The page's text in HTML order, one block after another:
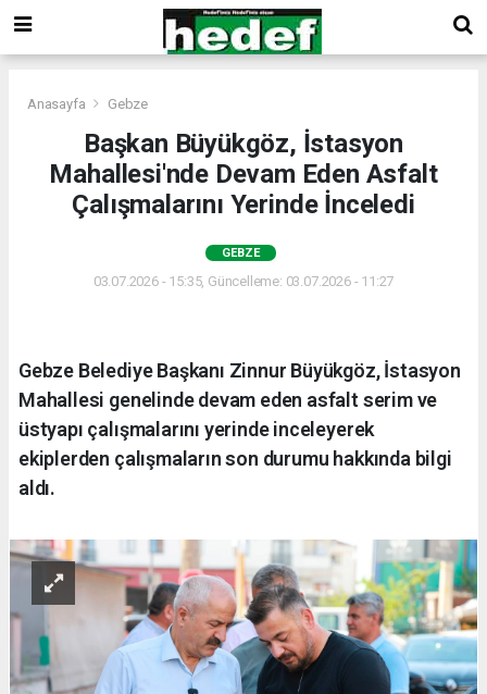
Anasayfa Gebze
Başkan Büyükgöz, İstasyon
Mahallesi'nde Devam Eden Asfalt
Çalışmalarını Yerinde İnceledi
GEBZE
03.07.2026 - 15:35, Güncelleme: 03.07.2026 - 11:27
Gebze Belediye Başkanı Zinnur Büyükgöz, İstasyon
Mahallesi genelinde devam eden asfalt serim ve
üstyapı çalışmalarını yerinde inceleyerek
ekiplerden çalışmaların son durumu hakkında bilgi
aldı.